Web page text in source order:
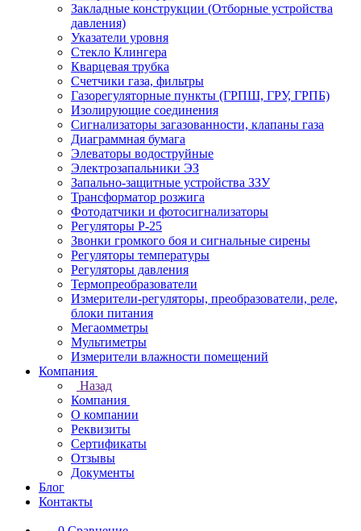
Закладные конструкции (Отборные устройства
давления)
Указатели уровня
Стекло Клингера
Кварцевая трубка
Счетчики газа, фильтры
Газорегуляторные пункты (ГРПШ, ГРУ, ГРПБ)
Изолирующие соединения
Сигнализаторы загазованности, клапаны газа
Диаграммная бумага
Элеваторы водоструйные
Электрозапальники ЭЗ
Запально-защитные устройства ЗЗУ
Трансформатор розжига
Фотодатчики и фотосигнализаторы
Регуляторы Р-25
Звонки громкого боя и сигнальные сирены
Регуляторы температуры
Регуляторы давления
Термопреобразователи
Измерители-регуляторы, преобразователи, реле,
блоки питания
Мегаомметры
Мультиметры
Измерители влажности помещений
Компания
Назад
Компания
О компании
Реквизиты
Сертификаты
Отзывы
Документы
Блог
Контакты